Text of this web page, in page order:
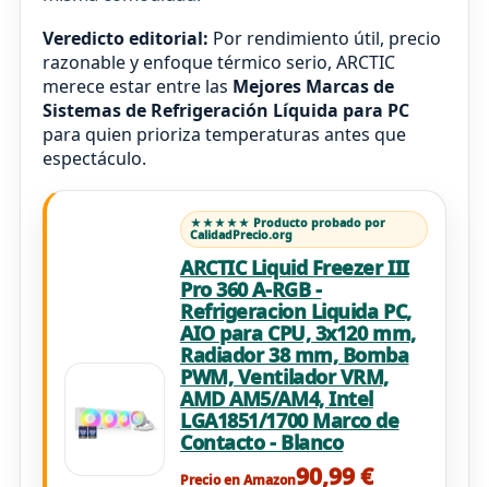
Veredicto editorial: Por rendimiento útil, precio
razonable y enfoque térmico serio, ARCTIC
merece estar entre las Mejores Marcas de
Sistemas de Refrigeración Líquida para PC
para quien prioriza temperaturas antes que
espectáculo.
★★★★★ Producto probado por
CalidadPrecio.org
ARCTIC Liquid Freezer III
Pro 360 A-RGB -
Refrigeracion Liquida PC,
AIO para CPU, 3x120 mm,
Radiador 38 mm, Bomba
PWM, Ventilador VRM,
AMD AM5/AM4, Intel
LGA1851/1700 Marco de
Contacto - Blanco
Precio en Amazon90,99 €